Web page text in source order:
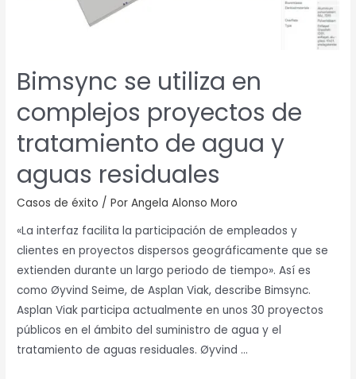
Bimsync se utiliza en
complejos proyectos de
tratamiento de agua y
aguas residuales
Casos de éxito / PorAngela Alonso Moro
«La interfaz facilita la participación de empleados y
clientes en proyectos dispersos geográficamente que se
extienden durante un largo periodo de tiempo». Así es
como Øyvind Seime, de Asplan Viak, describe Bimsync.
Asplan Viak participa actualmente en unos 30 proyectos
públicos en el ámbito del suministro de agua y el
tratamiento de aguas residuales. Øyvind …
aguas
residuales